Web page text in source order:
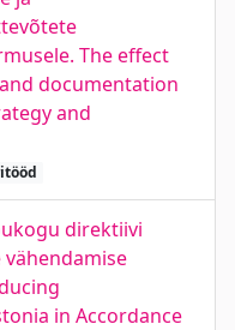
The effect
documentation
and
direktiivi
in Accordance